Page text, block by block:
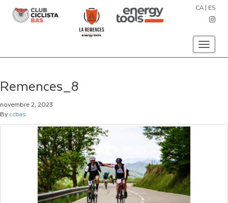
Toggle
CA | ES
Remences_8
novembre 2, 2023
By ccbas